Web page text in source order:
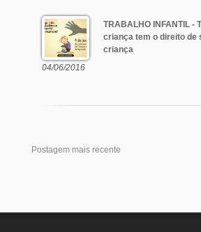
TRABALHO INFANTIL -
criança tem o direito de
criança
04/06/2016
Postagem mais recente